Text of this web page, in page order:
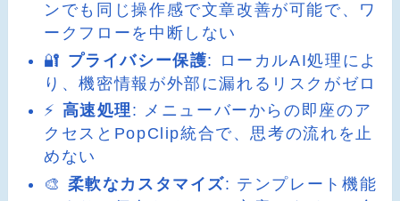
ンでも同じ操作感で文章改善が可能で、ワ
ークフローを中断しない
🔐 プライバシー保護: ローカルAI処理によ
り、機密情報が外部に漏れるリスクがゼロ
⚡ 高速処理 : メニューバーからの即座のア
クセスとPopClip統合で、思考の流れを止
めない
🎨 柔軟なカスタマイズ: テンプレート機能